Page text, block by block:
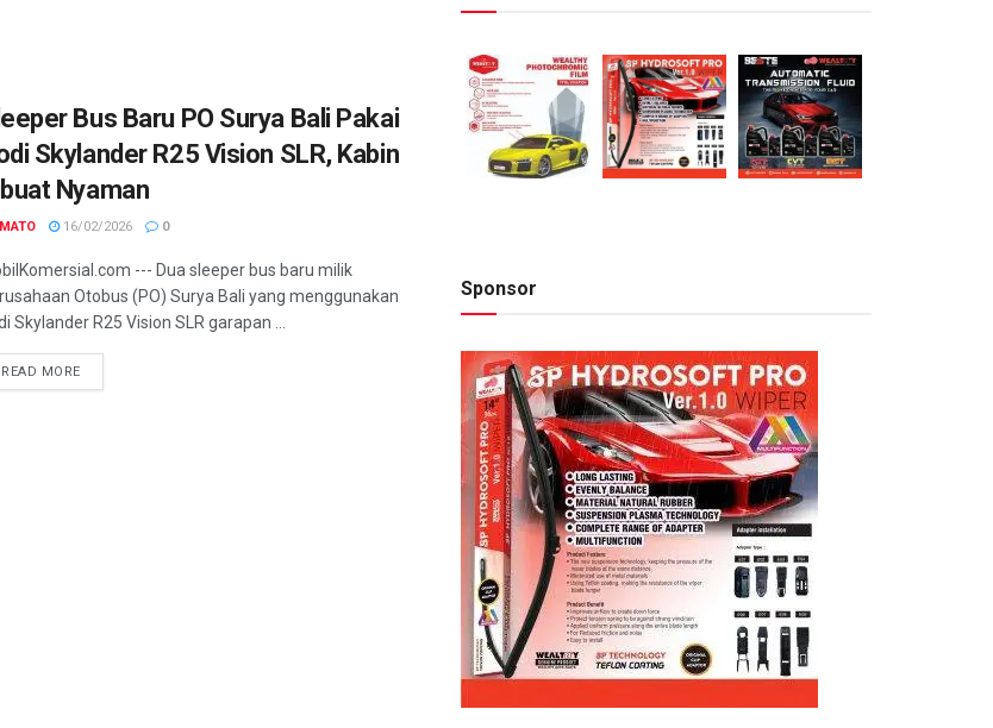
Bus Baru PO Surya Bali Pakai
Skylander R25 Vision SLR, Kabin
Nyaman
MATO 16/02/2026 0
--- Dua sleeper bus baru milik
Otobus (PO) Surya Bali yang menggunakan
Skylander R25 Vision SLR garapan ...
READ MORE
Sponsor